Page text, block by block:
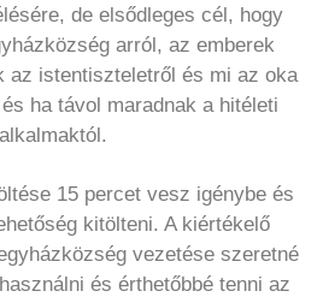
de elsődleges cél, hogy
arról, az emberek
az istentiszteletről és mi az oka
ha távol maradnak a hitéleti
alkalmaktól.
15 percet vesz igénybe és
kitölteni. A kiértékelő
vezetése szeretné
és érthetőbbé tenni az